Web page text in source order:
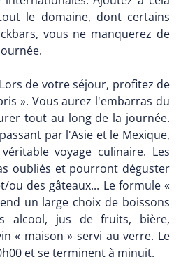
le domaine, dont certains
vous ne manquerez de
de votre séjour, profitez de
». Vous aurez l'embarras du
tout au long de la journée.
par l'Asie et le Mexique,
voyage culinaire. Les
oubliés et pourront déguster
ou des gâteaux... Le formule «
un large choix de boissons
alcool, jus de fruits, bière,
« maison » servi au verre. Le
et se terminent à minuit.